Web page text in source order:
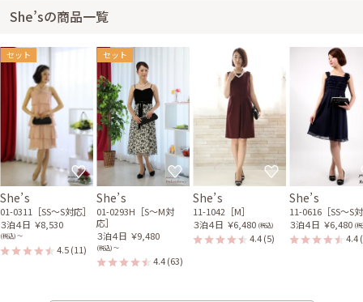
She’sの商品一覧
セット
She’s
01-0311［SS〜S対応］
３泊４日 ￥8,530
(税込) 〜
4.5(11)
セット
She’s
01-0293H［S〜M対
応］
３泊４日 ￥9,480
(税込) 〜
4.4(63)
She’s
11-1042［M］
３泊４日 ￥6,480 (税込)
4.4(5)
She’s
11-0616［SS〜S
３泊４日 ￥6,480 (
4.4